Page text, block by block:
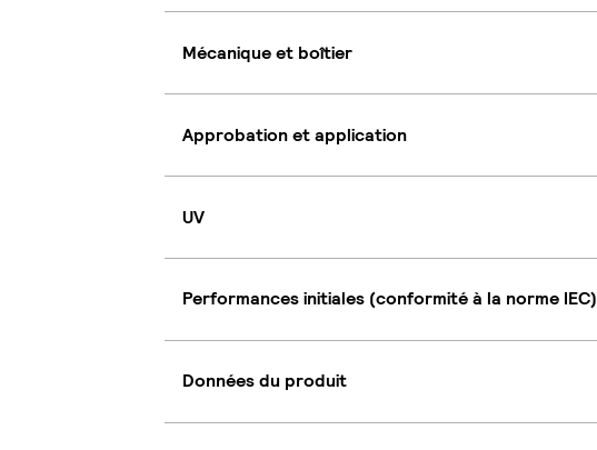
Mécanique et boîtier
Approbation et application
UV
Performances initiales (conformité à la norme IEC)
Données du produit